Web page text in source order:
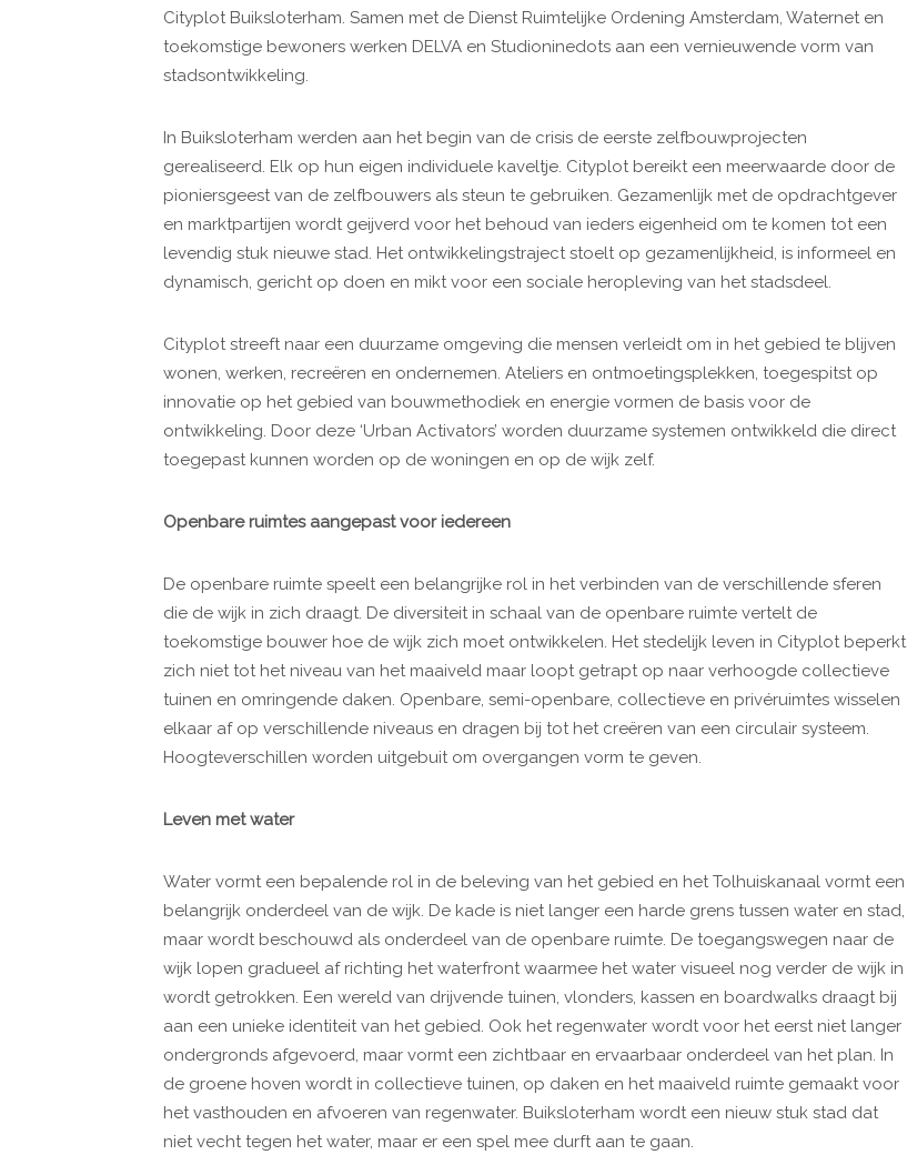
Cityplot Buiksloterham. Samen met de Dienst Ruimtelijke Ordening Amsterdam, Waternet en
toekomstige bewoners werken DELVA en Studioninedots aan een vernieuwende vorm van
stadsontwikkeling.
In Buiksloterham werden aan het begin van de crisis de eerste zelfbouwprojecten
gerealiseerd. Elk op hun eigen individuele kaveltje. Cityplot bereikt een meerwaarde door de
pioniersgeest van de zelfbouwers als steun te gebruiken. Gezamenlijk met de opdrachtgever
en marktpartijen wordt geijverd voor het behoud van ieders eigenheid om te komen tot een
levendig stuk nieuwe stad. Het ontwikkelingstraject stoelt op gezamenlijkheid, is informeel en
dynamisch, gericht op doen en mikt voor een sociale heropleving van het stadsdeel.
Cityplot streeft naar een duurzame omgeving die mensen verleidt om in het gebied te blijven
wonen, werken, recreëren en ondernemen. Ateliers en ontmoetingsplekken, toegespitst op
innovatie op het gebied van bouwmethodiek en energie vormen de basis voor de
ontwikkeling. Door deze ‘Urban Activators’ worden duurzame systemen ontwikkeld die direct
toegepast kunnen worden op de woningen en op de wijk zelf.
Openbare ruimtes aangepast voor iedereen
De openbare ruimte speelt een belangrijke rol in het verbinden van de verschillende sferen
die de wijk in zich draagt. De diversiteit in schaal van de openbare ruimte vertelt de
toekomstige bouwer hoe de wijk zich moet ontwikkelen. Het stedelijk leven in Cityplot beperkt
zich niet tot het niveau van het maaiveld maar loopt getrapt op naar verhoogde collectieve
tuinen en omringende daken. Openbare, semi-openbare, collectieve en privéruimtes wisselen
elkaar af op verschillende niveaus en dragen bij tot het creëren van een circulair systeem.
Hoogteverschillen worden uitgebuit om overgangen vorm te geven.
Leven met water
Water vormt een bepalende rol in de beleving van het gebied en het Tolhuiskanaal vormt een
belangrijk onderdeel van de wijk. De kade is niet langer een harde grens tussen water en stad,
maar wordt beschouwd als onderdeel van de openbare ruimte. De toegangswegen naar de
wijk lopen gradueel af richting het waterfront waarmee het water visueel nog verder de wijk in
wordt getrokken. Een wereld van drijvende tuinen, vlonders, kassen en boardwalks draagt bij
aan een unieke identiteit van het gebied. Ook het regenwater wordt voor het eerst niet langer
ondergronds afgevoerd, maar vormt een zichtbaar en ervaarbaar onderdeel van het plan. In
de groene hoven wordt in collectieve tuinen, op daken en het maaiveld ruimte gemaakt voor
het vasthouden en afvoeren van regenwater. Buiksloterham wordt een nieuw stuk stad dat
niet vecht tegen het water, maar er een spel mee durft aan te gaan.